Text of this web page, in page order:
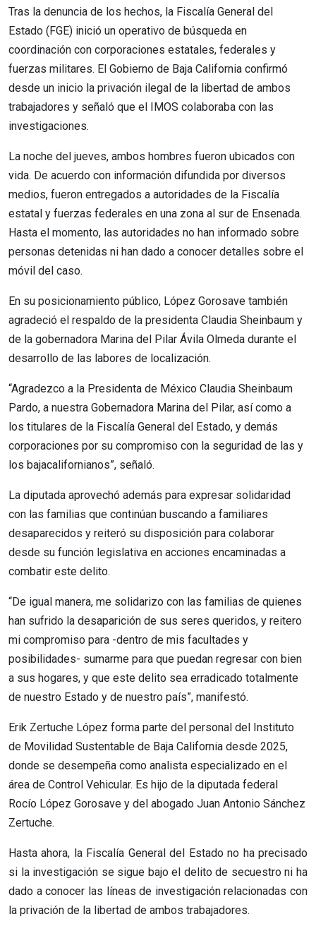
Tras la denuncia de los hechos, la Fiscalía General del
Estado (FGE) inició un operativo de búsqueda en
coordinación con corporaciones estatales, federales y
fuerzas militares. El Gobierno de Baja California confirmó
desde un inicio la privación ilegal de la libertad de ambos
trabajadores y señaló que el IMOS colaboraba con las
investigaciones.
La noche del jueves, ambos hombres fueron ubicados con
vida. De acuerdo con información difundida por diversos
medios, fueron entregados a autoridades de la Fiscalía
estatal y fuerzas federales en una zona al sur de Ensenada.
Hasta el momento, las autoridades no han informado sobre
personas detenidas ni han dado a conocer detalles sobre el
móvil del caso.
En su posicionamiento público, López Gorosave también
agradeció el respaldo de la presidenta Claudia Sheinbaum y
de la gobernadora Marina del Pilar Ávila Olmeda durante el
desarrollo de las labores de localización.
“Agradezco a la Presidenta de México Claudia Sheinbaum
Pardo, a nuestra Gobernadora Marina del Pilar, así como a
los titulares de la Fiscalía General del Estado, y demás
corporaciones por su compromiso con la seguridad de las y
los bajacalifornianos”, señaló.
La diputada aprovechó además para expresar solidaridad
con las familias que continúan buscando a familiares
desaparecidos y reiteró su disposición para colaborar
desde su función legislativa en acciones encaminadas a
combatir este delito.
“De igual manera, me solidarizo con las familias de quienes
han sufrido la desaparición de sus seres queridos, y reitero
mi compromiso para -dentro de mis facultades y
posibilidades- sumarme para que puedan regresar con bien
a sus hogares, y que este delito sea erradicado totalmente
de nuestro Estado y de nuestro país”, manifestó.
Erik Zertuche López forma parte del personal del Instituto
de Movilidad Sustentable de Baja California desde 2025,
donde se desempeña como analista especializado en el
área de Control Vehicular. Es hijo de la diputada federal
Rocío López Gorosave y del abogado Juan Antonio Sánchez
Zertuche.
Hasta ahora, la Fiscalía General del Estado no ha precisado
si la investigación se sigue bajo el delito de secuestro ni ha
dado a conocer las líneas de investigación relacionadas con
la privación de la libertad de ambos trabajadores.